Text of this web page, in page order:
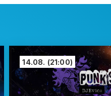
14.08. (21:00)